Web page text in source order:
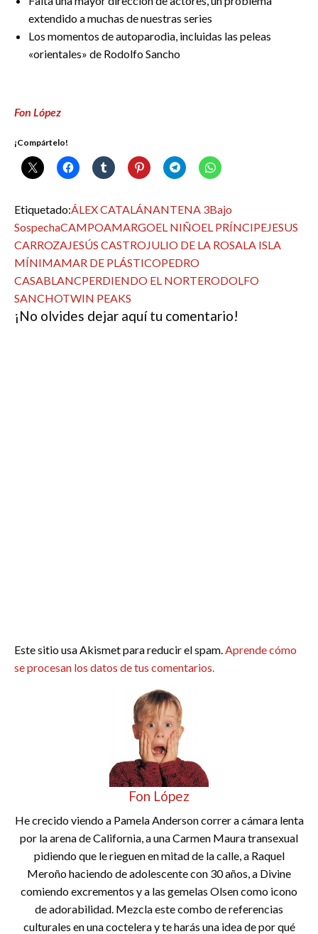
extendido a muchas de nuestras series
Los momentos de autoparodia, incluidas las peleas
«orientales» de Rodolfo Sancho
Fon López
¡Compártelo!
Etiquetado:ÁLEX CATALÁNANTENA 3Bajo
SospechaCAMPOAMARGOEL NIÑOEL PRÍNCIPEJESUS
CARROZA JESÚS CASTROJULIO DE LA ROSALA ISLA
MÍNIMAMAR DE PLÁSTICOPEDRO
CASABLANCPERDIENDO EL NORTERODOLFO
SANCHOTWIN PEAKS
¡No olvides dejar aquí tu comentario!
Este sitio usa Akismet para reducir el spam. Aprende cómo
se procesan los datos de tus comentarios.
Fon López
He crecido viendo a Pamela Anderson correr a cámara lenta
por la arena de California, a una Carmen Maura transexual
pidiendo que le rieguen en mitad de la calle, a Raquel
Meroño haciendo de adolescente con 30 años, a Divine
comiendo excrementos y a las gemelas Olsen como icono
de adorabilidad. Mezcla este combo de referencias
culturales en una coctelera y te harás una idea de por qué